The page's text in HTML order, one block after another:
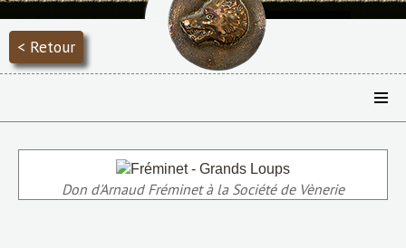
< Retour
Don d'Arnaud Fréminet à la Société de Vènerie